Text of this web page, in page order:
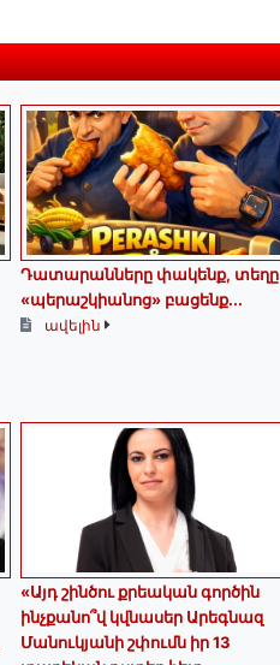
Դատարանները փակենք, տեղը
«պերաշկիանոց» բացենք․․․
ավելին
«Այդ շինծու քրեական գործին
ինչքանո՞վ կվնասեր Արեգնազ
Մանուկյանի շփումն իր 13